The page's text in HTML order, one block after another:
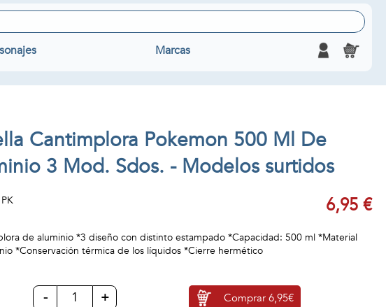
Marcas
Cantimplora Pokemon 500 Ml De
3 Mod. Sdos. - Modelos surtidos
6,95 €
de aluminio *3 diseño con distinto estampado *Capacidad: 500 ml *Material
*Conservación térmica de los líquidos *Cierre hermético
- + Comprar 6,95€